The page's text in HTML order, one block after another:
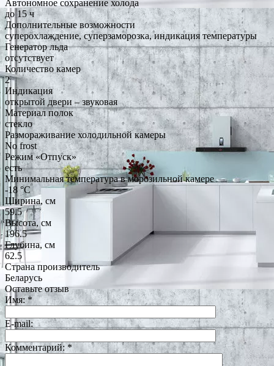
Автономное сохранение холода
до 15 ч
Дополнительные возможности
суперохлаждение, суперзаморозка, индикация температуры
Генератор льда
отсутствует
Количество камер
2
Индикация
открытой двери – звуковая
Материал полок
стекло
Размораживание холодильной камеры
No frost
Режим «Отпуск»
есть
Минимальная температура в морозильной камере
-18 °C
Ширина, см
59.5
Высота, см
196.5
Глубина, см
62.5
Страна производитель
Беларусь
Оставьте отзыв
Имя:*
E-mail:
Комментарий: *